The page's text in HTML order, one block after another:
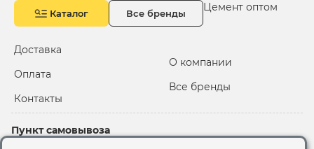
Каталог Все бренды Цемент оптом
Доставка
Оплата
Контакты
О компании
Все бренды
Пункт самовывоза